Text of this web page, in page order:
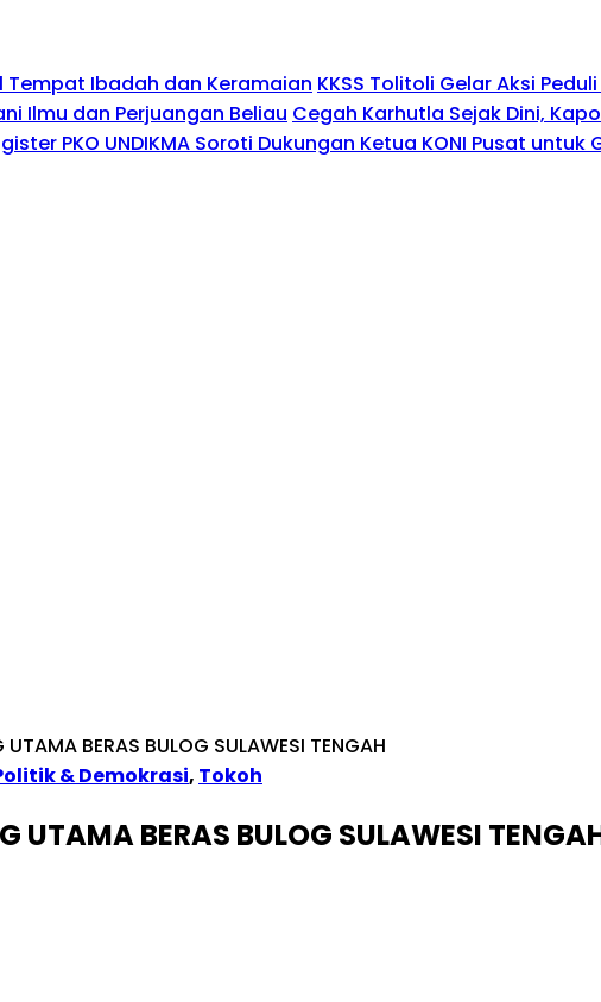
Tempat Ibadah dan Keramaian KKSS Tolitoli Gelar Aksi
Ilmu dan Perjuangan Beliau Cegah Karhutla Sejak Dini,
PKO UNDIKMA Soroti Dukungan Ketua KONI Pusat
BERAS BULOG SULAWESI TENGAH
& Demokrasi, Tokoh
UTAMA BERAS BULOG SULAWESI